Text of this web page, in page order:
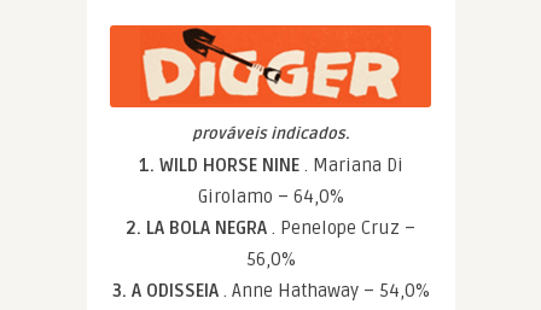
prováveis indicados.
1. WILD HORSE NINE . Mariana Di
Girolamo – 64,0%
2. LA BOLA NEGRA . Penelope Cruz –
56,0%
3. A ODISSEIA . Anne Hathaway – 54,0%